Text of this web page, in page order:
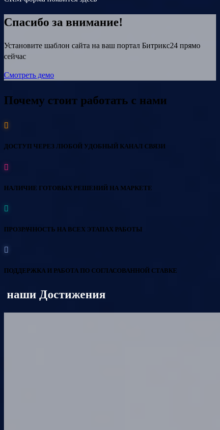
Спасибо за внимание!
Установите шаблон сайта на ваш портал Битрикс24 прямо
сейчас
Смотреть демо
Почему стоит работать с нами
ДОСТУП ЧЕРЕЗ ЛЮБОЙ УДОБНЫЙ КАНАЛ СВЯЗИ
НАЛИЧИЕ ГОТОВЫХ РЕШЕНИЙ НА МАРКЕТЕ
ПРОЗРАЧНОСТЬ НА ВСЕХ ЭТАПАХ РАБОТЫ
ПОДДЕРЖКА И РАБОТА ПО СОГЛАСОВАННОЙ СТАВКЕ
наши Достижения